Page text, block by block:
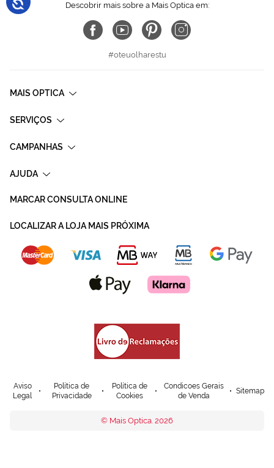
Descobrir mais sobre a Mais Optica em:
#oteuolharestu
MAIS OPTICA
SERVIÇOS
CAMPANHAS
AJUDA
MARCAR CONSULTA ONLINE
LOCALIZAR A LOJA MAIS PRÓXIMA
Aviso
Legal
Política de
Privacidade
Política de
Cookies
Condicoes Gerais
de Venda
Sitemap
© Mais Optica. 2026